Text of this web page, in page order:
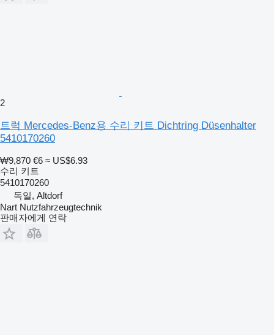
2
트럭 Mercedes-Benz용 수리 키트 Dichtring Düsenhalter
5410170260
₩9,870 €6 ≈ US$6.93
수리 키트
5410170260
독일, Altdorf
Nart Nutzfahrzeugtechnik
판매자에게 연락